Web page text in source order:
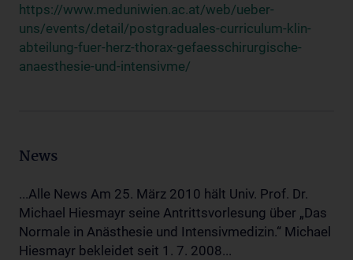
https://www.meduniwien.ac.at/web/ueber-
uns/events/detail/postgraduales-curriculum-klin-
abteilung-fuer-herz-thorax-gefaesschirurgische-
anaesthesie-und-intensivme/
News
...Alle News Am 25. März 2010 hält Univ. Prof. Dr.
Michael Hiesmayr seine Antrittsvorlesung über „Das
Normale in Anästhesie und Intensivmedizin.“ Michael
Hiesmayr bekleidet seit 1. 7. 2008...